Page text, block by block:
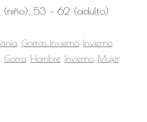
(niño), 53 – 62 (adulto)
Gorras Invierno Invierno
Gorra Hombre Invierno Mujer,